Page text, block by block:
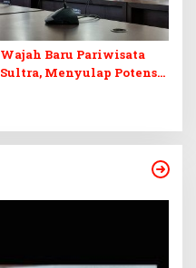
Wajah Baru Pariwisata
Sultra, Menyulap Potensi